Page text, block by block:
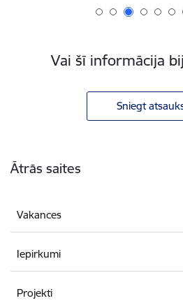
Vai šī informācija
Sniegt
Ātrās saites
Vakances
Iepirkumi
Projekti